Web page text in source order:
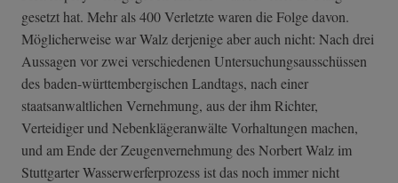
gesetzt hat. Mehr als 400 Verletzte waren die Folge davon.
Möglicherweise war Walz derjenige aber auch nicht: Nach drei
Aussagen vor zwei verschiedenen Untersuchungsausschüssen
des baden-württembergischen Landtags, nach einer
staatsanwaltlichen Vernehmung, aus der ihm Richter,
Verteidiger und Nebenklägeranwälte Vorhaltungen machen,
und am Ende der Zeugenvernehmung des Norbert Walz im
Stuttgarter Wasserwerferprozess ist das noch immer nicht